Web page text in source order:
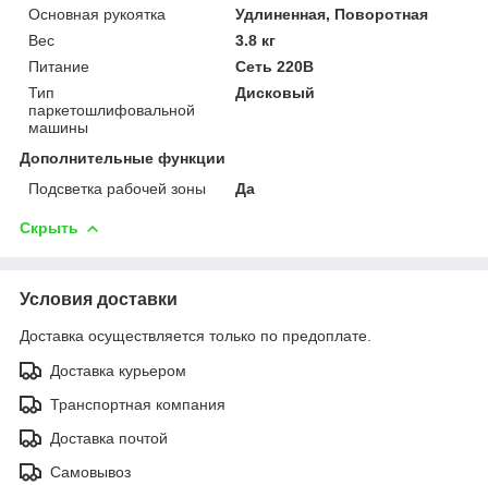
Основная рукоятка
Удлиненная, Поворотная
Вес
3.8 кг
Питание
Сеть 220В
Тип
паркетошлифовальной
машины
Дисковый
Дополнительные функции
Подсветка рабочей зоны
Да
Скрыть
Условия доставки
Доставка осуществляется только по предоплате.
Доставка курьером
Транспортная компания
Доставка почтой
Самовывоз